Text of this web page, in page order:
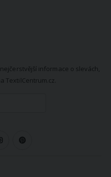
informace o slevách,
TextilCentrum.cz.